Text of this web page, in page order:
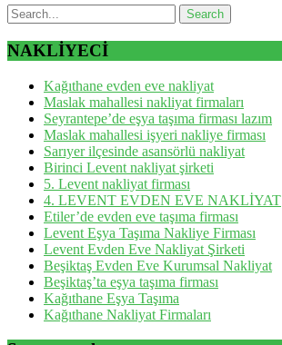
NAKLİYECİ
Kağıthane evden eve nakliyat
Maslak mahallesi nakliyat firmaları
Seyrantepe’de eşya taşıma firması lazım
Maslak mahallesi işyeri nakliye firması
Sarıyer ilçesinde asansörlü nakliyat
Birinci Levent nakliyat şirketi
5. Levent nakliyat firması
4. LEVENT EVDEN EVE NAKLİYAT
Etiler’de evden eve taşıma firması
Levent Eşya Taşıma Nakliye Firması
Levent Evden Eve Nakliyat Şirketi
Beşiktaş Evden Eve Kurumsal Nakliyat
Beşiktaş’ta eşya taşıma firması
Kağıthane Eşya Taşıma
Kağıthane Nakliyat Firmaları